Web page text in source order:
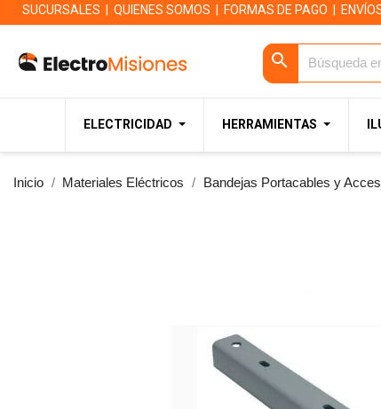
SUCURSALES QUIENES SOMOS FORMAS DE PAGO
search
ELECTRICIDAD HERRAMIENTAS
Inicio Materiales Eléctricos Bandejas Portacables y